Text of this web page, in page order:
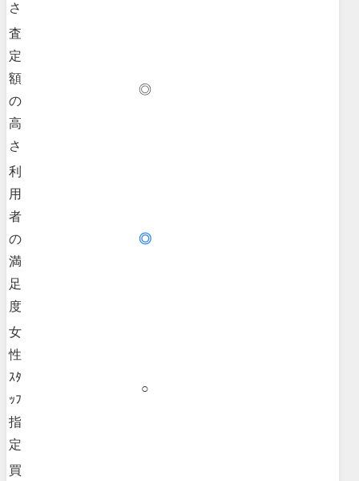
さ
査
定
額
の
高
さ
◎
利
用
者
の
満
足
度
◎
女
性
ｽﾀ
ｯﾌ
指
定
○
買